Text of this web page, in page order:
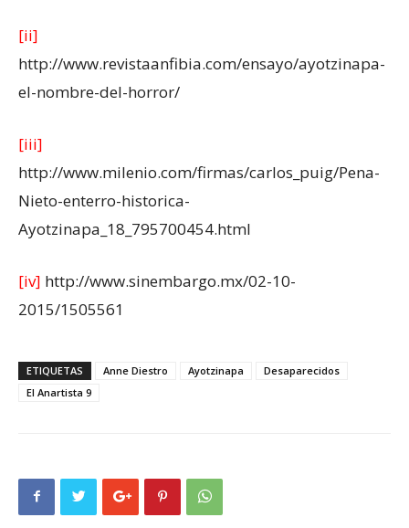
[ii]
http://www.revistaanfibia.com/ensayo/ayotzinapa-
el-nombre-del-horror/
[iii]
http://www.milenio.com/firmas/carlos_puig/Pena-
Nieto-enterro-historica-
Ayotzinapa_18_795700454.html
[iv] http://www.sinembargo.mx/02-10-
2015/1505561
ETIQUETAS Anne Diestro Ayotzinapa
Desaparecidos
El Anartista 9